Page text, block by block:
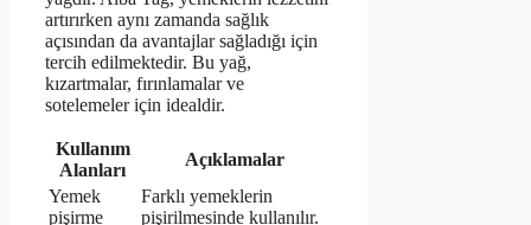
artırırken aynı zamanda sağlık
açısından da avantajlar sağladığı için
tercih edilmektedir. Bu yağ,
kızartmalar, fırınlamalar ve
sotelemeler için idealdir.
Kullanım
Alanları
Açıklamalar
Yemek
pişirme
Farklı yemeklerin
pişirilmesinde kullanılır.